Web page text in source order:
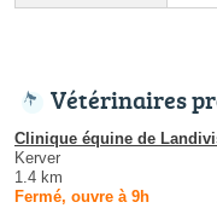
Vétérinaires
Clinique équine de
Kerver
1.4 km
Fermé, ouvre à 9h